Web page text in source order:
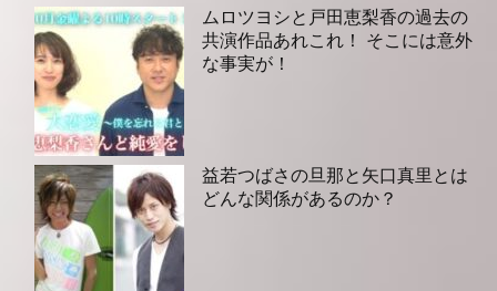
ムロツヨシと戸田恵梨香の過去の
共演作品あれこれ！ そこには意外
な事実が！
益若つばさの旦那と矢口真里とは
どんな関係があるのか？